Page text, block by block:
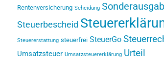
Rentenversicherung Scheidung
Steuerbescheid
Steuererstattung steuerfrei SteuerGo
Umsatzsteuer Umsatzsteuererklärung Urteil